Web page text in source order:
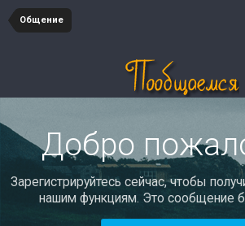
Общение
Добро
Зарегистрируйтесь сейчас, чтобы
нашим функциям. Это сообщение